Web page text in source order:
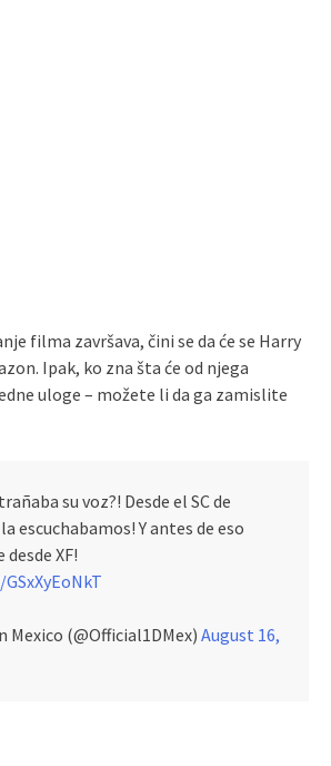
filma završava, čini se da će se Harry
Ipak, ko zna šta će od njega
uloge – možete li da ga zamislite
su voz?! Desde el SC de
escuchabamos! Y antes de eso
XF!
(@Official1DMex) August 16,